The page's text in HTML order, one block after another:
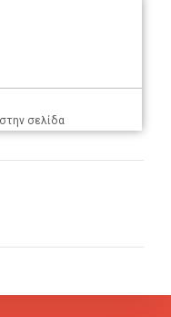
σελίδα